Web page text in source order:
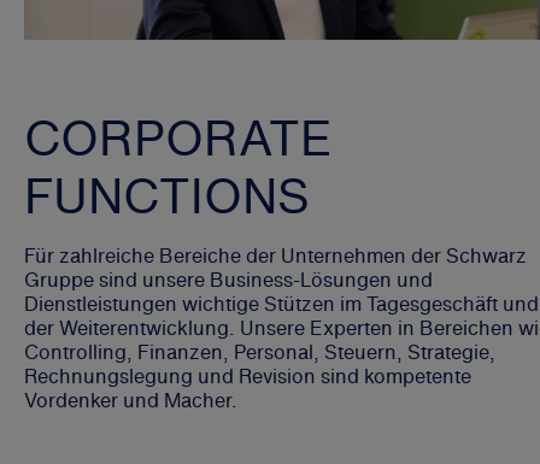
CORPORATE
FUNCTIONS
Für zahlreiche Bereiche der Unternehmen der Schwarz
Gruppe sind unsere Business-Lösungen und
Dienstleistungen wichtige Stützen im Tagesgeschäft
der Weiterentwicklung. Unsere Experten in Bereichen
Controlling, Finanzen, Personal, Steuern, Strategie,
Rechnungslegung und Revision sind kompetente
Vordenker und Macher.